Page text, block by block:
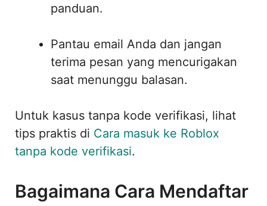
panduan.
Pantau email Anda dan jangan
terima pesan yang mencurigakan
saat menunggu balasan.
Untuk kasus tanpa kode verifikasi, lihat
tips praktis di Cara masuk ke Roblox
tanpa kode verifikasi.
Bagaimana Cara Mendaftar